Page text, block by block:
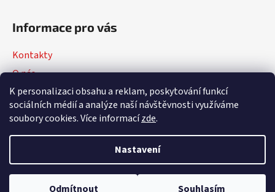
K personalizaci obsahu a reklam, poskytování funkcí
sociálních médií a analýze naší návštěvnosti využíváme
soubory cookies. Více informacízde.
Nastavení
Odmítnout Souhlasím
Informace pro vás
Kontakty
O nás
Jak nakupovat
Obchodní podmínky
Vytvořil Shoptet